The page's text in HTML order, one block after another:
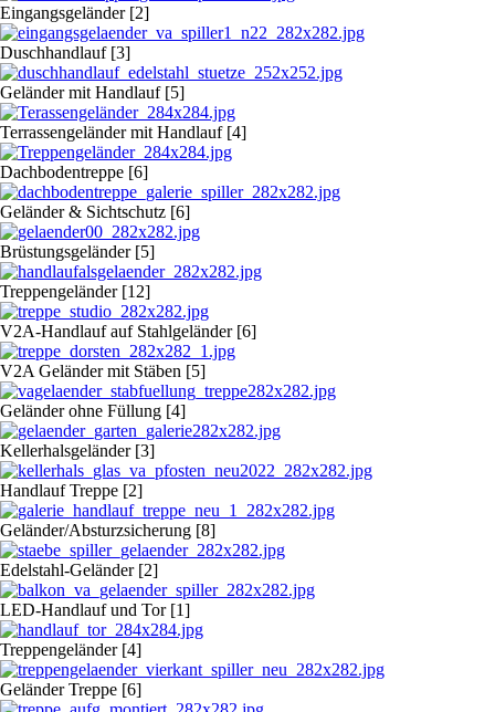
Eingangsgeländer [2]
Duschhandlauf [3]
Geländer mit Handlauf [5]
Terrassengeländer mit Handlauf [4]
Dachbodentreppe [6]
Geländer & Sichtschutz [6]
Brüstungsgeländer [5]
Treppengeländer [12]
V2A-Handlauf auf Stahlgeländer [6]
V2A Geländer mit Stäben [5]
Geländer ohne Füllung [4]
Kellerhalsgeländer [3]
Handlauf Treppe [2]
Geländer/Absturzsicherung [8]
Edelstahl-Geländer [2]
LED-Handlauf und Tor [1]
Treppengeländer [4]
Geländer Treppe [6]